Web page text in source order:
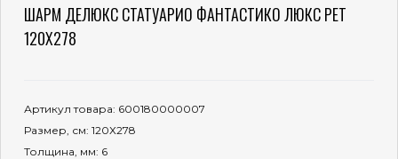
ШАРМ ДЕЛЮКС СТАТУАРИО ФАНТАСТИКО ЛЮКС РЕТ
120Х278
Артикул товара: 600180000007
Размер, см: 120Х278
Толщина, мм: 6